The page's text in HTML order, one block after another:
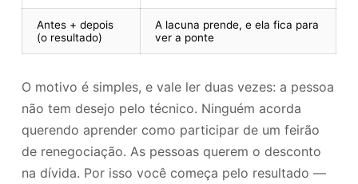
Antes + depois
(o resultado)
A lacuna prende, e ela fica para
ver a ponte
O motivo é simples, e vale ler duas vezes: a pessoa
não tem desejo pelo técnico. Ninguém acorda
querendo aprender como participar de um feirão
de renegociação. As pessoas querem o desconto
na dívida. Por isso você começa pelo resultado —